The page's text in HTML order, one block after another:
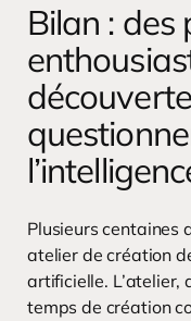
Bilan :
Plusieurs centaines
atelier de création
artificielle. L’atelier,
temps de création